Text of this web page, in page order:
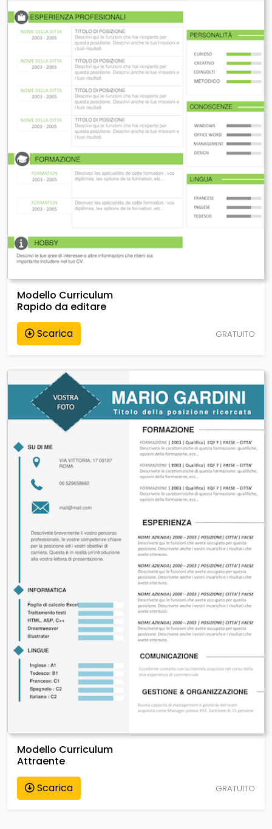
Modello Curriculum
Rapido da editare
Scarica
GRATUITO
Modello Curriculum
Attraente
Scarica
GRATUITO